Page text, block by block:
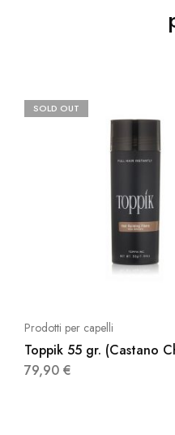
SOLD OUT
Prodotti per capelli
Toppik 55 gr. (Castano
79,90 €